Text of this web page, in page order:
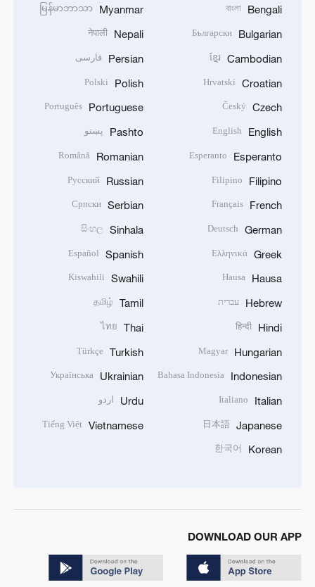
Bengali
বাংলা
Bulgarian
Български
Cambodian
ខ្មែរ
Croatian
Hrvatski
Czech
Český
English
English
Esperanto
Esperanto
Filipino
Filipino
French
Français
German
Deutsch
Greek
Ελληνικά
Hausa
Hausa
Hebrew עברית
Hindi
हिन्दी
Hungarian
Magyar
Indonesian
Bahasa Indonesia
Italian
Italiano
Japanese
日本語
Korean
한국어
Myanmar
မြန်မာဘာသာ
Nepali
नेपाली
Persian فارسی
Polish
Polski
Portuguese
Português
Pashto پښتو
Romanian
Română
Russian
Русский
Serbian
Српски
Sinhala
සිංහල
Spanish
Español
Swahili
Kiswahili
Tamil
தமிழ்
Thai
ไทย
Turkish
Türkçe
Ukrainian
Українська
Urdu اردو
Vietnamese
Tiếng Việt
DOWNLOAD OUR APP